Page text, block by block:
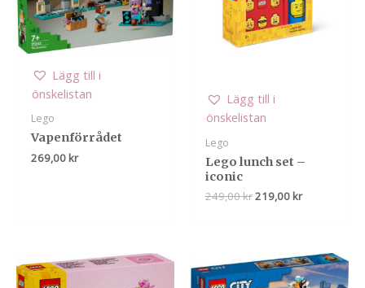
Lägg till i
önskelistan
Lego
Vapenförrådet
269,00 kr
Lägg till i
önskelistan
Lego
Lego lunch set –
iconic
249,00krDet
219,00 krDet
219,00 kr.